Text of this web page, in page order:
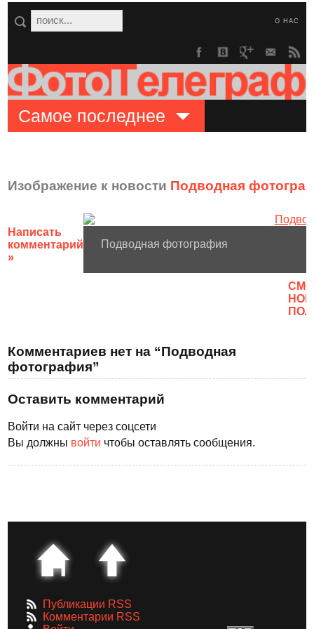
О НАС
Самое последнее
Изображение к новости Подводная
Написать
комментарий
»
Подводная фотография
Комментариев нет на “Подводная
фотография”
Оставить комментарий
Войти на сайт через соцсети
Вы должны войти чтобы оставлять сообщения.
Публикации RSS
Комментарии RSS